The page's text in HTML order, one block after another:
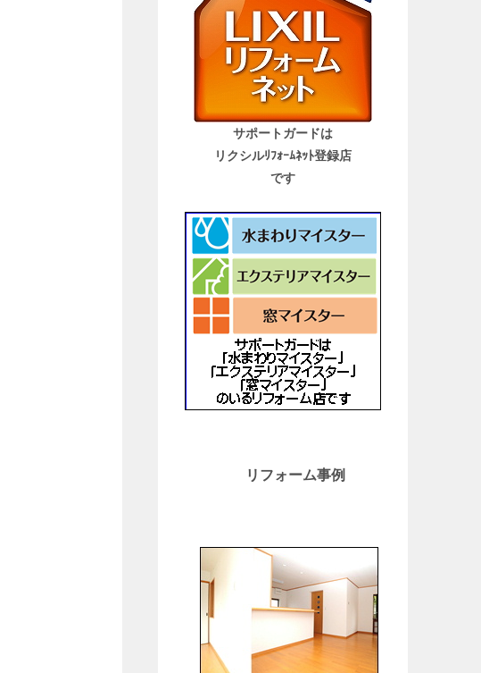
サポートガードは
リクシルﾘﾌｫｰﾑﾈｯﾄ登録店
です
リフォーム事例